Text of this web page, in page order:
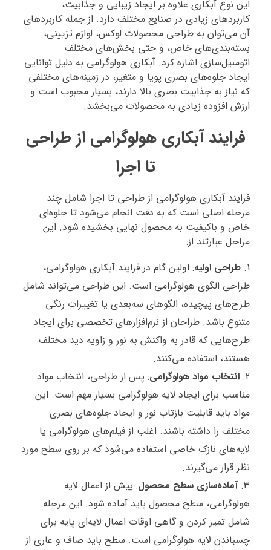
این نوع آبکاری علاوه بر ایجاد زیبایی و جذابیت،
کاربردهای زیادی در صنایع مختلف دارد. از جمله کاربردهای
آن می‌توان به طراحی محصولات لوکس، لوازم تزیینی،
بسته‌بندی‌های خاص، و حتی بخش‌های مختلف
اتومبیل‌سازی اشاره کرد. آبکاری هولوگرامی به دلیل توانایی
ایجاد جلوه‌های بصری پویا و متغیر، در زمینه‌های مختلفی
که نیاز به جذابیت بصری بالا دارند، بسیار محبوب است و
ارزش افزوده زیادی به محصولات می‌بخشد.
فرایند آبکاری هولوگرامی از طراحی
تا اجرا
فرایند آبکاری هولوگرامی از طراحی تا اجرا شامل چند
مرحله اصلی است که به دقت انجام می‌شود تا جلوه‌ای
خاص و باکیفیت به محصول نهایی بخشیده شود. این
مراحل عبارتند از:
طراحی اولیه: اولین گام در فرایند آبکاری هولوگرامی،
طراحی الگوی هولوگرامی است. این طراحی می‌تواند شامل
طرح‌های پیچیده، الگوهای سه‌بعدی یا تغییرات رنگی
متنوع باشد. طراحان از نرم‌افزارهای تخصصی برای ایجاد
طرح‌هایی که قادر به واکنش به نور و زاویه دید مختلف
هستند، استفاده می‌کنند.
انتخاب مواد هولوگرامی: پس از طراحی، انتخاب مواد
مناسب برای ایجاد لایه هولوگرامی بسیار مهم است. این
مواد باید قابلیت بازتاب نور و ایجاد جلوه‌های بصری
مختلف را داشته باشند. اغلب از فیلم‌های هولوگرامی یا
لایه‌های نازک خاصی استفاده می‌شود که بر روی سطح مورد
نظر قرار می‌گیرند.
آماده‌سازی سطح محصول: پیش از اعمال لایه
هولوگرامی، سطح محصول باید آماده شود. این مرحله
شامل تمیز کردن و گاهی اوقات اعمال لایه‌ای پایه برای
چسباندن لایه هولوگرامی است. سطح باید صاف و عاری از